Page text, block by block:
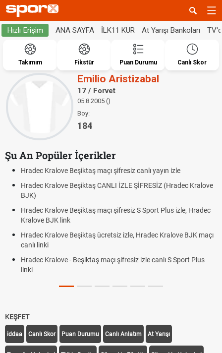
Hızlı Erişim ANA SAYFA İLK11 KUR At Yarışı Bankoları
Takımım Fikstür Puan Durumu Canlı Skor
Emilio Aristizabal
17 / Forvet
05.8.2005 ()
Boy:
184
Şu An Popüler İçerikler
Hradec Kralove Beşiktaş maçı şifresiz canlı yayın izle
Hradec Kralove Beşiktaş CANLI İZLE ŞİFRESİZ (Hradec Kralove
BJK)
Hradec Kralove Beşiktaş maçı şifresiz S Sport Plus izle, Hradec
Kralove BJK link
Hradec Kralove Beşiktaş ücretsiz izle, Hradec Kralove BJK maçı
canlı linki
Hradec Kralove - Beşiktaş maçı şifresiz izle canlı S Sport Plus
linki
KEŞFET
iddaa Canlı Skor Puan Durumu Canlı Anlatım At Yarışı